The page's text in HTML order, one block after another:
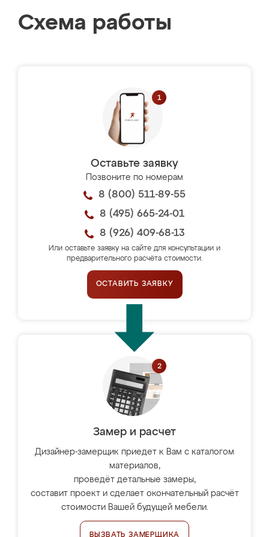
Схема работы
Оставьте заявку
Позвоните по номерам
8 (800) 511-89-55
8 (495) 665-24-01
8 (926) 409-68-13
Или оставьте заявку на сайте для консультации и
предварительного расчёта стоимости.
ОСТАВИТЬ ЗАЯВКУ
Замер и расчет
Дизайнер-замерщик приедет к Вам с каталогом
материалов,
проведёт детальные замеры,
составит проект и сделает окончательный расчёт
стоимости Вашей будущей мебели.
ВЫЗВАТЬ ЗАМЕРЩИКА